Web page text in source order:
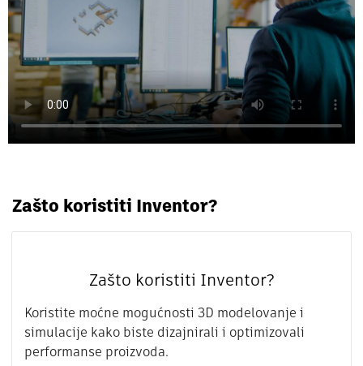
Zašto koristiti Inventor?
Zašto koristiti Inventor?
Koristite moćne mogućnosti 3D modelovanje i
simulacije kako biste dizajnirali i optimizovali
performanse proizvoda.